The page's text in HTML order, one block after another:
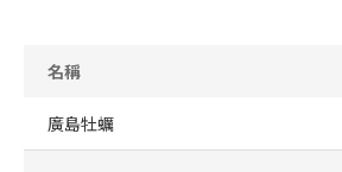
名稱
廣島牡蠣